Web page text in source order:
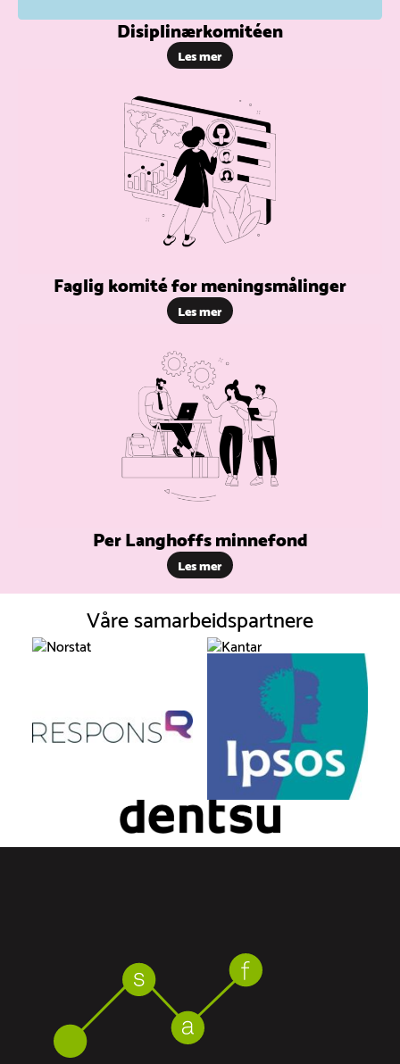
Disiplinærkomitéen
Les mer
Faglig komité for meningsmålinger
Les mer
Per Langhoffs minnefond
Les mer
Våre samarbeidspartnere